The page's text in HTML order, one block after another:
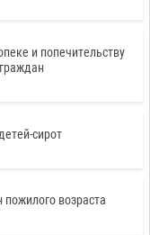
и попечительству
сирот
возраста